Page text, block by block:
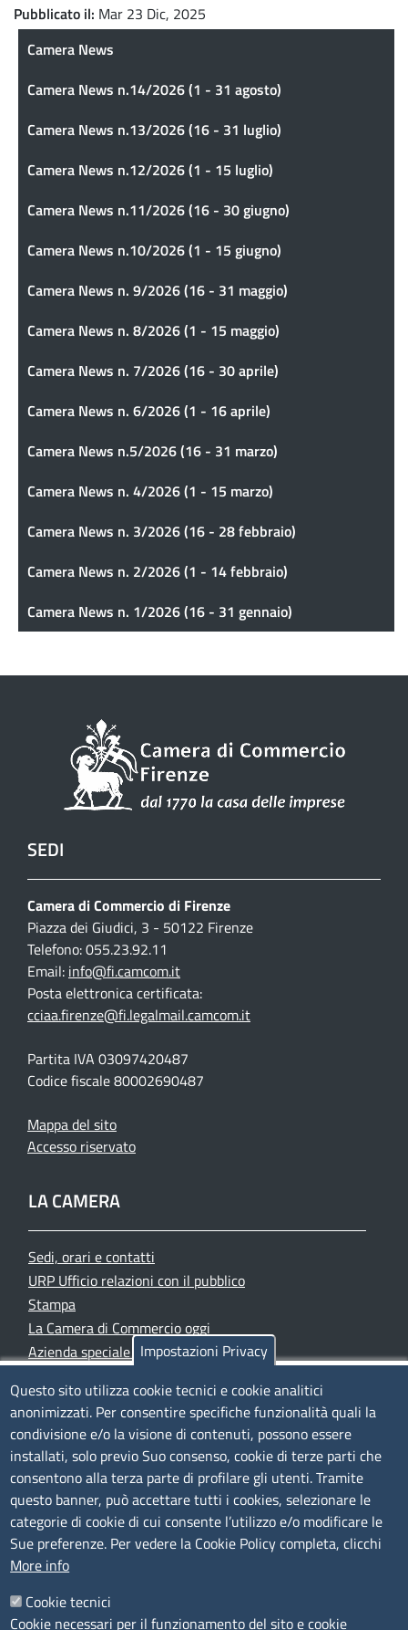
Pubblicato il Mar 23 Dic, 2025
Camera News
Camera News
Camera News n.14/2026 (1 - 31 agosto)
Camera News n.13/2026 (16 - 31 luglio)
Camera News n.12/2026 (1 - 15 luglio)
Camera News n.11/2026 (16 - 30 giugno)
Camera News n.10/2026 (1 - 15 giugno)
Camera News n. 9/2026 (16 - 31 maggio)
Camera News n. 8/2026 (1 - 15 maggio)
Camera News n. 7/2026 (16 - 30 aprile)
Camera News n. 6/2026 (1 - 16 aprile)
Camera News n.5/2026 (16 - 31 marzo)
Camera News n. 4/2026 (1 - 15 marzo)
Camera News n. 3/2026 (16 - 28 febbraio)
Camera News n. 2/2026 (1 - 14 febbraio)
Camera News n. 1/2026 (16 - 31 gennaio)
SEDI
Camera di Commercio di Firenze
Piazza dei Giudici, 3 - 50122 Firenze
Telefono: 055.23.92.11
Email: info@fi.camcom.it
Posta elettronica certificata:
cciaa.firenze@fi.legalmail.camcom.it
Partita IVA 03097420487
Codice fiscale 80002690487
Mappa del sito
Accesso riservato
LA CAMERA
Sedi, orari e contatti
URP Ufficio relazioni con il pubblico
Stampa
La Camera di Commercio oggi
Azienda speciale PromoFirenze
TRASPARENZA
Albo Online
Amministrazione trasparente
Bandi e concorsi
Segnalazioni Whistleblowing
Accessibilità
IBAN e pagamenti informatici
Informative privacy e cookie
Impostazioni Privacy
Questo sito utilizza cookie tecnici e cookie analitici
anonimizzati. Per consentire specifiche funzionalità quali la
condivisione e/o la visione di contenuti, possono essere
installati, solo previo Suo consenso, cookie di terze parti che
consentono alla terza parte di profilare gli utenti. Tramite
questo banner, può accettare tutti i cookies, selezionare le
categorie di cookie di cui consente l’utilizzo e/o modificare le
Sue preferenze. Per vedere la Cookie Policy completa, clicchi
More info
Cookie tecnici
Cookie necessari per il funzionamento del sito e cookie